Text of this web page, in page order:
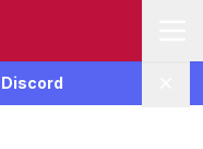
Discord